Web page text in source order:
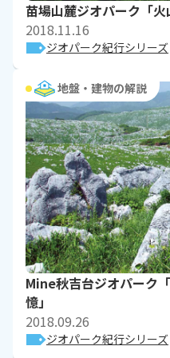
苗場山麓ジオパーク「火
2018.11.16
ジオパーク紀行シリーズ
地盤・建物の解説
Mine秋吉台ジオパーク
憶」
2018.09.26
ジオパーク紀行シリーズ